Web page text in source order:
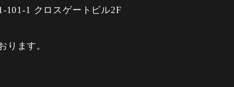
101-1 クロスゲートビル2F
ります。